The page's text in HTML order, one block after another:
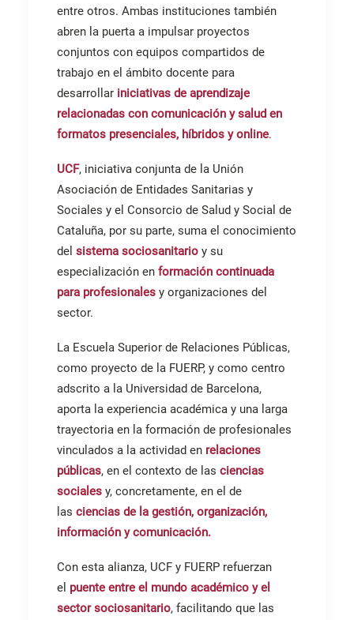
entre otros. Ambas instituciones también
abren la puerta a impulsar proyectos
conjuntos con equipos compartidos de
trabajo en el ámbito docente para
desarrollar iniciativas de aprendizaje
relacionadas con comunicación y salud en
formatos presenciales, híbridos y online.
UCF, iniciativa conjunta de la Unión
Asociación de Entidades Sanitarias y
Sociales y el Consorcio de Salud y Social de
Cataluña, por su parte, suma el conocimiento
del sistema sociosanitario y su
especialización en formación continuada
para profesionales y organizaciones del
sector.
La Escuela Superior de Relaciones Públicas,
como proyecto de la FUERP, y como centro
adscrito a la Universidad de Barcelona,
aporta la experiencia académica y una larga
trayectoria en la formación de profesionales
vinculados a la actividad en relaciones
públicas, en el contexto de las ciencias
sociales y, concretamente, en el de
las ciencias de la gestión, organización,
información y comunicación.
Con esta alianza, UCF y FUERP refuerzan
el puente entre el mundo académico y el
sector sociosanitario, facilitando que las